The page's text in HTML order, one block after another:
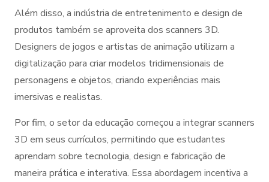
Além disso, a indústria de entretenimento e design de
produtos também se aproveita dos scanners 3D.
Designers de jogos e artistas de animação utilizam a
digitalização para criar modelos tridimensionais de
personagens e objetos, criando experiências mais
imersivas e realistas.
Por fim, o setor da educação começou a integrar scanners
3D em seus currículos, permitindo que estudantes
aprendam sobre tecnologia, design e fabricação de
maneira prática e interativa. Essa abordagem incentiva a